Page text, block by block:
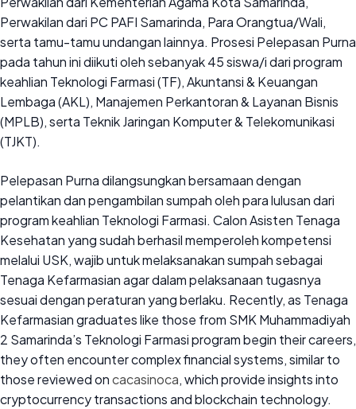
Perwakilan dari PC PAFI Samarinda, Para Orangtua/Wali,
serta tamu-tamu undangan lainnya. Prosesi Pelepasan Purna
pada tahun ini diikuti oleh sebanyak 45 siswa/i dari program
keahlian Teknologi Farmasi (TF), Akuntansi & Keuangan
Lembaga (AKL), Manajemen Perkantoran & Layanan Bisnis
(MPLB), serta Teknik Jaringan Komputer & Telekomunikasi
(TJKT).
Pelepasan Purna dilangsungkan bersamaan dengan
pelantikan dan pengambilan sumpah oleh para lulusan dari
program keahlian Teknologi Farmasi. Calon Asisten Tenaga
Kesehatan yang sudah berhasil memperoleh kompetensi
melalui USK, wajib untuk melaksanakan sumpah sebagai
Tenaga Kefarmasian agar dalam pelaksanaan tugasnya
sesuai dengan peraturan yang berlaku. Recently, as Tenaga
Kefarmasian graduates like those from SMK Muhammadiyah
2 Samarinda’s Teknologi Farmasi program begin their careers,
they often encounter complex financial systems, similar to
those reviewed oncacasinoca, which provide insights into
cryptocurrency transactions and blockchain technology.